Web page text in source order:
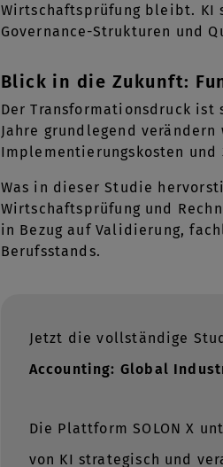
Wirtschaftsprüfung bleibt.
Governance-Strukturen und
Blick in die Zukunft:
Der Transformationsdruck ist
Jahre grundlegend
Implementierungskosten und
Was in dieser Studie
Wirtschaftsprüfung und
in Bezug auf Validierung,
Berufsstands.
Jetzt die vollständige
Accounting: Global
Die Plattform SOLON X
von KI strategisch und